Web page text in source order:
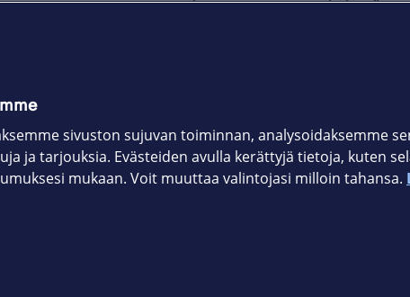
iPhone 12 Pro Max -puhelimelle
sivuston sujuvan toiminnan, analysoidaksemme
ja tarjouksia. Evästeiden avulla kerättyjä tietoja, kuten
mukaan. Voit muuttaa valintojasi milloin tahansa.